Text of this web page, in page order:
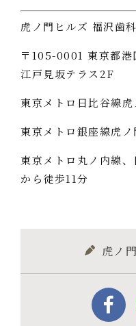
虎ノ門ヒルズ 福沢歯科
〒105-0001 東京都
江戸見坂テラス2F
東京メトロ日比谷線
東京メトロ銀座線虎
東京メトロ丸ノ内線
から徒歩11分
虎ノ